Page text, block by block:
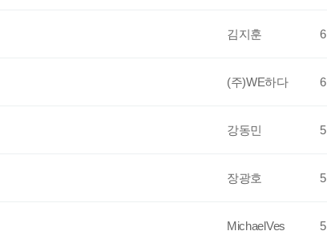
김지훈 6
(주)WE하다 6
강동민 5
장광호 5
MichaelVes 5